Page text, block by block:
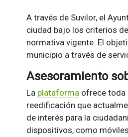
A través de Suvilor, el
ciudad bajo los criterios
normativa vigente. El
municipio a través de
Asesoramiento
La plataformaofrece toda
reedificación que
de interés para la
dispositivos, como